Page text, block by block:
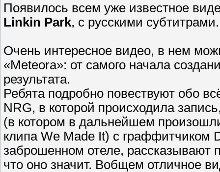
Появилось всем уже известное
Linkin Park, с русскими субтитрами.
Очень интересное видео, в нем
«Meteora»: от самого начала
результата.
Ребята подробно повествуют обо
NRG, в которой происходила
(в котором в дальнейшем
клипа We Made It) с граффитчиком
заброшенном отеле,
что оно значит. Вобщем отличное